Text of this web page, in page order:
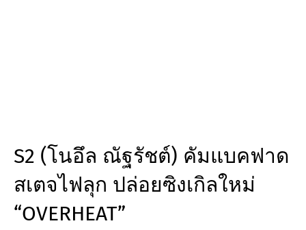
S2 (โนอึล ณัฐรัชต์) คัมแบคฟาด
สเตจไฟลุก ปล่อยซิงเกิลใหม่
“OVERHEAT”